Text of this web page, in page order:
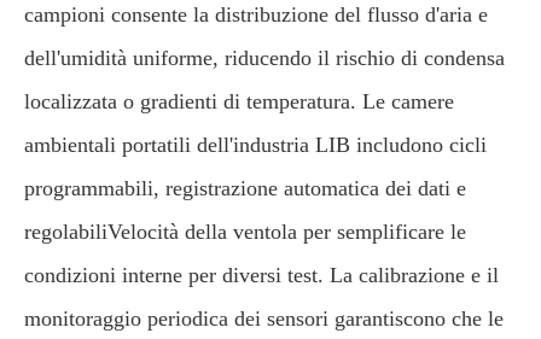
campioni consente la distribuzione del flusso d'aria e
dell'umidità uniforme, riducendo il rischio di condensa
localizzata o gradienti di temperatura. Le camere
ambientali portatili dell'industria LIB includono cicli
programmabili, registrazione automatica dei dati e
regolabiliVelocità della ventola per semplificare le
condizioni interne per diversi test. La calibrazione e il
monitoraggio periodica dei sensori garantiscono che le